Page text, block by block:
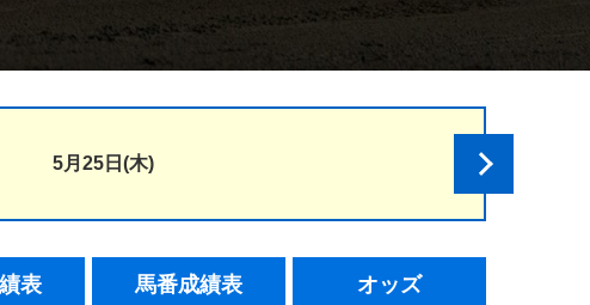
道内の発売情報(PDF)
5月25日(木)
表 馬番成績表 オッズ